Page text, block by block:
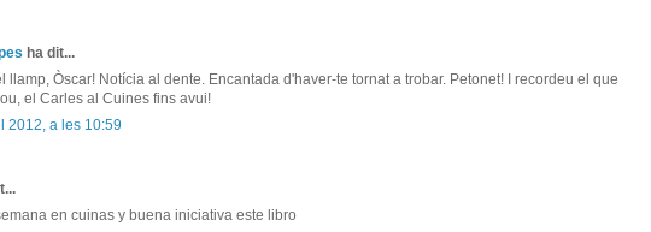
ha dit...
llamp, Òscar! Notícia al dente. Encantada d'haver-te tornat a trobar. Petonet! I recordeu el que
el Carles al Cuines fins avui!
2012, a les 10:59
en cuinas y buena iniciativa este libro